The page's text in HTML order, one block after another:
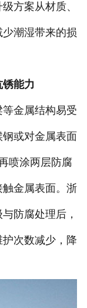
方案从材质、
潮湿带来的损
能力
金属结构易受
或对金属表面
喷涂两层防腐
金属表面。浙
防腐处理后，
次数减少，降